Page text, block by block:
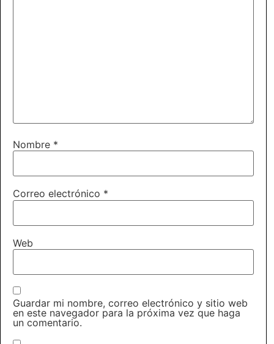
Nombre *
Correo electrónico *
Web
Guardar mi nombre, correo electrónico y sitio web
en este navegador para la próxima vez que haga
un comentario.